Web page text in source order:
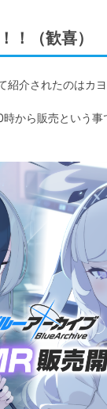
！（歓喜）
紹介されたのはカ
から販売という事